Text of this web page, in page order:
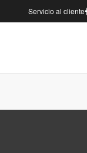
Servicio al cliente